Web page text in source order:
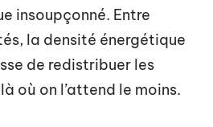
insoupçonné. Entre
la densité énergétique
de redistribuer les
où on l’attend le moins.